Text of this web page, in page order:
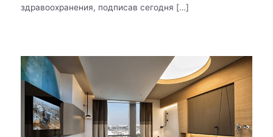
здравоохранения, подписав сегодня […]